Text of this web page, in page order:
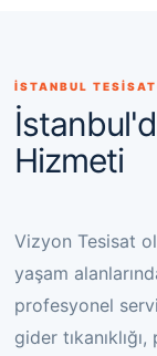
İSTANBUL
Hizmeti
Vizyon Tesisat
yaşam
profesyonel
gider